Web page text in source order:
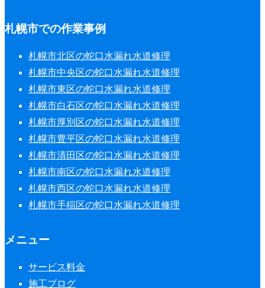
札幌市での作業事例
札幌市北区の蛇口水漏れ水道修理
札幌市中央区の蛇口水漏れ水道修理
札幌市東区の蛇口水漏れ水道修理
札幌市白石区の蛇口水漏れ水道修理
札幌市厚別区の蛇口水漏れ水道修理
札幌市豊平区の蛇口水漏れ水道修理
札幌市清田区の蛇口水漏れ水道修理
札幌市南区の蛇口水漏れ水道修理
札幌市西区の蛇口水漏れ水道修理
札幌市手稲区の蛇口水漏れ水道修理
メニュー
サービス料金
施工ブログ